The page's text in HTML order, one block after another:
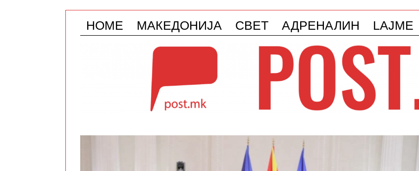
HOME МАКЕДОНИЈА СВЕТ АДРЕНАЛИН LAJME